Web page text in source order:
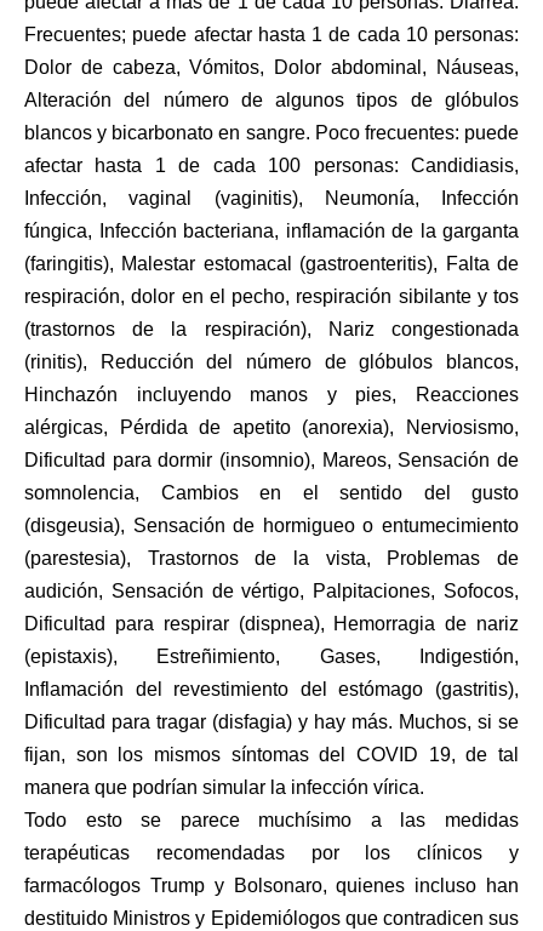
Frecuentes; puede afectar hasta 1 de cada 10 personas:
Dolor de cabeza, Vómitos, Dolor abdominal, Náuseas,
Alteración del número de algunos tipos de glóbulos
blancos y bicarbonato en sangre. Poco frecuentes: puede
afectar hasta 1 de cada 100 personas: Candidiasis,
Infección, vaginal (vaginitis), Neumonía, Infección
fúngica, Infección bacteriana, inflamación de la garganta
(faringitis), Malestar estomacal (gastroenteritis), Falta de
respiración, dolor en el pecho, respiración sibilante y tos
(trastornos de la respiración), Nariz congestionada
(rinitis), Reducción del número de glóbulos blancos,
Hinchazón incluyendo manos y pies, Reacciones
alérgicas, Pérdida de apetito (anorexia), Nerviosismo,
Dificultad para dormir (insomnio), Mareos, Sensación de
somnolencia, Cambios en el sentido del gusto
(disgeusia), Sensación de hormigueo o entumecimiento
(parestesia), Trastornos de la vista, Problemas de
audición, Sensación de vértigo, Palpitaciones, Sofocos,
Dificultad para respirar (dispnea), Hemorragia de nariz
(epistaxis), Estreñimiento, Gases, Indigestión,
Inflamación del revestimiento del estómago (gastritis),
Dificultad para tragar (disfagia) y hay más. Muchos, si se
fijan, son los mismos síntomas del COVID 19, de tal
manera que podrían simular la infección vírica.
Todo esto se parece muchísimo a las medidas
terapéuticas recomendadas por los clínicos y
farmacólogos Trump y Bolsonaro, quienes incluso han
destituido Ministros y Epidemiólogos que contradicen sus